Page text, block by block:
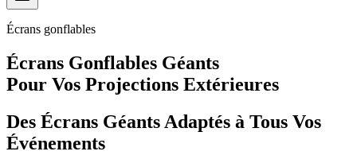
Écrans gonflables
Écrans Gonflables Géants
Pour Vos Projections Extérieures
Des Écrans Géants Adaptés à Tous Vos
Événements